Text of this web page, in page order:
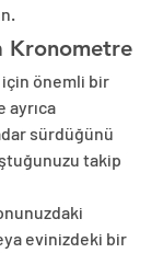
Kronometre
için önemli bir
ayrıca
sürdüğünü
takip
evinizdeki bir